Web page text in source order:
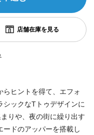
らヒントを得て、エフォ
シックなTトゥデザインに
りや、夜の街に繰り出す
ードのアッパーを搭載し